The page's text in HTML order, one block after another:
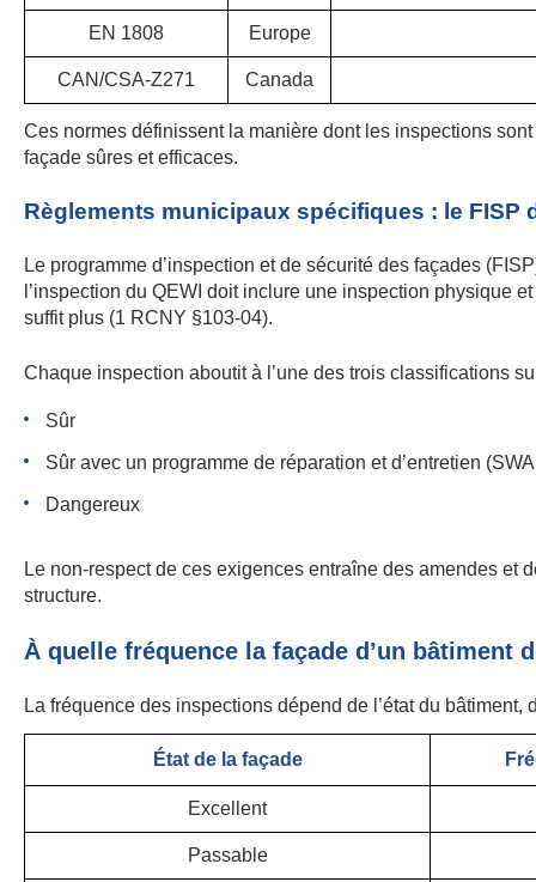
EN 1808 Europe
CAN/CSA-Z271 Canada
Ces normes définissent la manière dont les inspections
façade sûres et efficaces.
Règlements municipaux spécifiques : le FISP
Le programme d’inspection et de sécurité des façades
l’inspection du QEWI doit inclure une inspection physique
suffit plus (1 RCNY §103-04).
Chaque inspection aboutit à l’une des trois classifications
Sûr
Sûr avec un programme de réparation et d’entretien
Dangereux
Le non-respect de ces exigences entraîne des amendes
structure.
À quelle fréquence la façade d’un bâtiment
La fréquence des inspections dépend de l’état du
État de la façade
Excellent
Passable